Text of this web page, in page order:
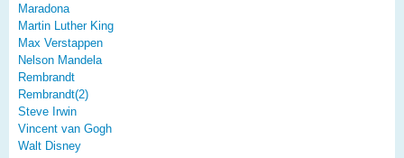
Maradona
Martin Luther King
Max Verstappen
Nelson Mandela
Rembrandt
Rembrandt(2)
Steve Irwin
Vincent van Gogh
Walt Disney